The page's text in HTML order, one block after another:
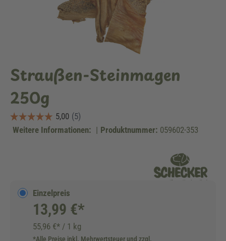
Straußen-Steinmagen
250g
Weitere Informationen: | Produktnummer: 059602-353
Einzelpreis
13,99 €*
55,96 €* / 1 kg
*Alle Preise inkl. Mehrwertsteuer und zzgl.